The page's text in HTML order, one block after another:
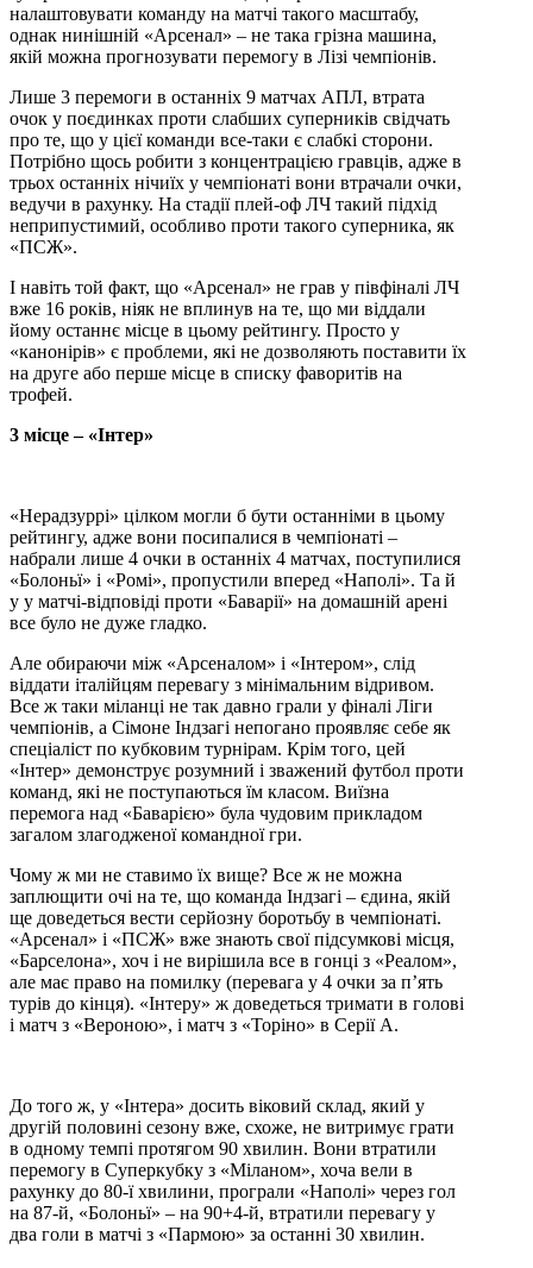
налаштовувати команду на матчі такого масштабу,
однак нинішній «Арсенал» – не така грізна машина,
якій можна прогнозувати перемогу в Лізі чемпіонів.
Лише 3 перемоги в останніх 9 матчах АПЛ, втрата
очок у поєдинках проти слабших суперників свідчать
про те, що у цієї команди все-таки є слабкі сторони.
Потрібно щось робити з концентрацією гравців, адже в
трьох останніх нічиїх у чемпіонаті вони втрачали очки,
ведучи в рахунку. На стадії плей-оф ЛЧ такий підхід
неприпустимий, особливо проти такого суперника, як
«ПСЖ».
І навіть той факт, що «Арсенал» не грав у півфіналі ЛЧ
вже 16 років, ніяк не вплинув на те, що ми віддали
йому останнє місце в цьому рейтингу. Просто у
«канонірів» є проблеми, які не дозволяють поставити їх
на друге або перше місце в списку фаворитів на
трофей.
3 місце – «Інтер»
«Нерадзуррі» цілком могли б бути останніми в цьому
рейтингу, адже вони посипалися в чемпіонаті –
набрали лише 4 очки в останніх 4 матчах, поступилися
«Болоньї» і «Ромі», пропустили вперед «Наполі». Та й
у у матчі-відповіді проти «Баварії» на домашній арені
все було не дуже гладко.
Але обираючи між «Арсеналом» і «Інтером», слід
віддати італійцям перевагу з мінімальним відривом.
Все ж таки міланці не так давно грали у фіналі Ліги
чемпіонів, а Сімоне Індзагі непогано проявляє себе як
спеціаліст по кубковим турнірам. Крім того, цей
«Інтер» демонструє розумний і зважений футбол проти
команд, які не поступаються їм класом. Виїзна
перемога над «Баварією» була чудовим прикладом
загалом злагодженої командної гри.
Чому ж ми не ставимо їх вище? Все ж не можна
заплющити очі на те, що команда Індзагі – єдина, якій
ще доведеться вести серйозну боротьбу в чемпіонаті.
«Арсенал» і «ПСЖ» вже знають свої підсумкові місця,
«Барселона», хоч і не вирішила все в гонці з «Реалом»,
але має право на помилку (перевага у 4 очки за п’ять
турів до кінця). «Інтеру» ж доведеться тримати в голові
і матч з «Вероною», і матч з «Торіно» в Серії А.
До того ж, у «Інтера» досить віковий склад, який у
другій половині сезону вже, схоже, не витримує грати
в одному темпі протягом 90 хвилин. Вони втратили
перемогу в Суперкубку з «Міланом», хоча вели в
рахунку до 80-ї хвилини, програли «Наполі» через гол
на 87-й, «Болоньї» – на 90+4-й, втратили перевагу у
два голи в матчі з «Пармою» за останні 30 хвилин.